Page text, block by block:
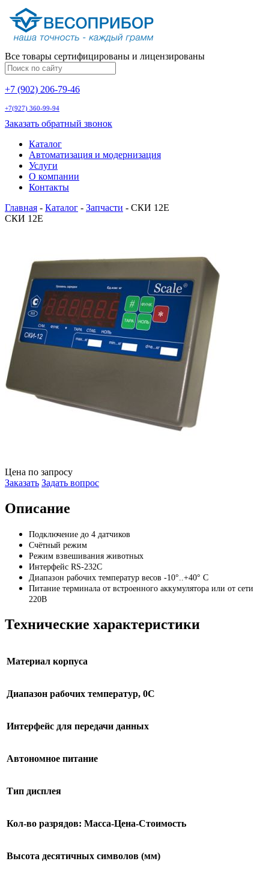
Все товары сертифицированы и лицензированы
+7 (902) 206-79-46
+7(927) 360-99-94
Заказать обратный звонок
Каталог
Автоматизация и модернизация
Услуги
О компании
Контакты
Главная - Каталог - Запчасти - СКИ 12Е
СКИ 12Е
Цена по запросу
Заказать Задать вопрос
Описание
Подключение до 4 датчиков
Счётный режим
Режим взвешивания животных
Интерфейс RS-232C
Диапазон рабочих температур весов -10°..+40° С
Питание терминала от встроенного аккумулятора или от сети
220В
Технические характеристики
Материал корпуса
Диапазон рабочих температур, 0С
Интерфейс для передачи данных
Автономное питание
Тип дисплея
Кол-во разрядов: Масса-Цена-Стоимость
Высота десятичных символов (мм)